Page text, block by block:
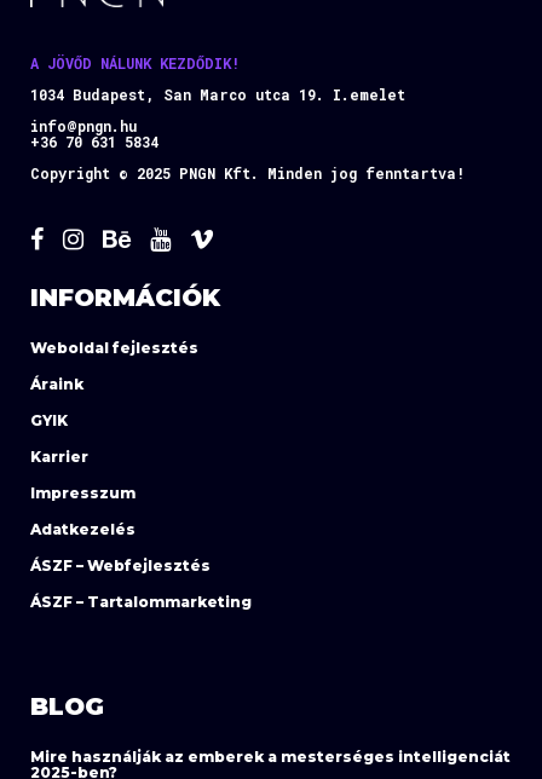
A JÖVŐD NÁLUNK KEZDŐDIK!
1034 Budapest, San Marco utca 19. I.emelet
info@pngn.hu
+36 70 631 5834
Copyright © 2025 PNGN Kft. Minden jog fenntartva!
INFORMÁCIÓK
Weboldal fejlesztés
Áraink
GYIK
Karrier
Impresszum
Adatkezelés
ÁSZF – Webfejlesztés
ÁSZF – Tartalommarketing
BLOG
Mire használják az emberek a mesterséges intelligenciát
2025-ben?